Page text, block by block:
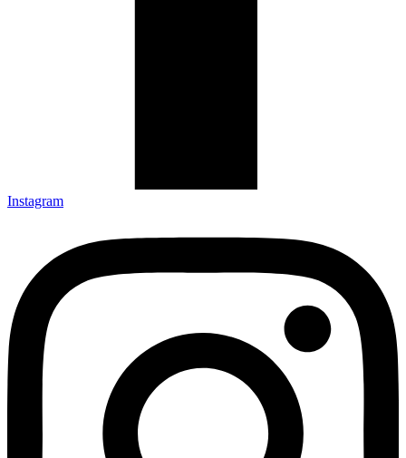
Instagram